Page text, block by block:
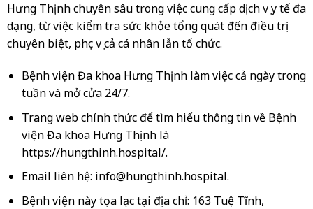
Hưng Thịnh chuyên sâu trong việc cung cấp dịch vụ y tế đa
dạng, từ việc kiểm tra sức khỏe tổng quát đến điều trị
chuyên biệt, phục vụ cả cá nhân lẫn tổ chức.
Bệnh viện Đa khoa Hưng Thịnh làm việc cả ngày trong
tuần và mở cửa 24/7.
Trang web chính thức để tìm hiểu thông tin về Bệnh
viện Đa khoa Hưng Thịnh là
https://hungthinh.hospital/.
Email liên hệ: info@hungthinh.hospital.
Bệnh viện này tọa lạc tại địa chỉ: 163 Tuệ Tĩnh,